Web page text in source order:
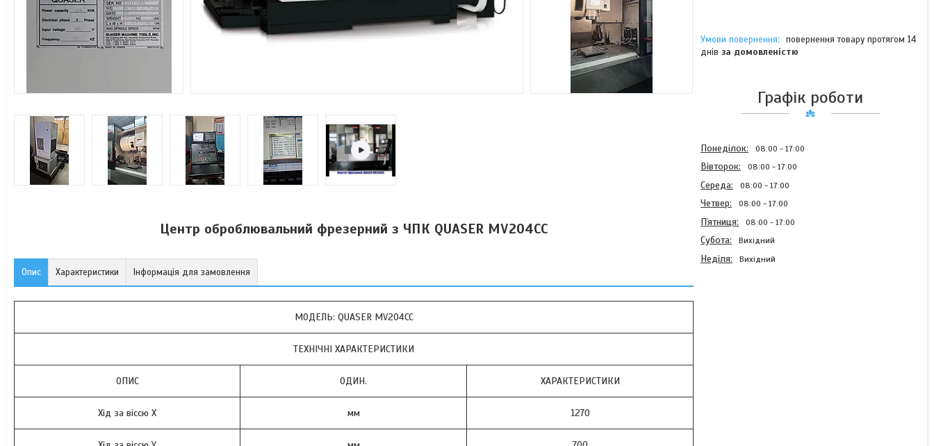
Центр оброблювальний фрезерний з ЧПК QUASER MV204CC
Опис Характеристики Інформація для замовлення
МОДЕЛЬ: QUASER MV204CC
ТЕХНІЧНІ ХАРАКТЕРИСТИКИ
ОПИС ОДИН. ХАРАКТЕРИСТИКИ
Хід за віссю X мм 1270
повернення товару протягом 14
днів за домовленістю
Графік роботи
Понеділок 08:00 17:00
Вівторок 08:00 17:00
Середа 08:00 17:00
Четвер 08:00 17:00
Пʼятниця 08:00 17:00
Субота Вихідний
Неділя Вихідний